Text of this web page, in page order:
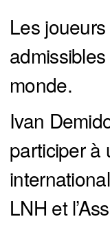
Les
monde.
Ivan
participer à
LNH et